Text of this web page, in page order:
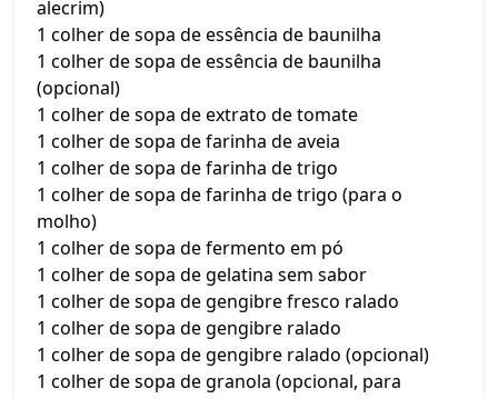
alecrim)
1 colher de sopa de essência de baunilha
1 colher de sopa de essência de baunilha
(opcional)
1 colher de sopa de extrato de tomate
1 colher de sopa de farinha de aveia
1 colher de sopa de farinha de trigo
1 colher de sopa de farinha de trigo (para o
molho)
1 colher de sopa de fermento em pó
1 colher de sopa de gelatina sem sabor
1 colher de sopa de gengibre fresco ralado
1 colher de sopa de gengibre ralado
1 colher de sopa de gengibre ralado (opcional)
1 colher de sopa de granola (opcional, para